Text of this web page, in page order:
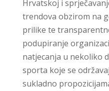
Hrvatskoj i
trendova obzirom na
prilike te
podupiranje
natjecanja u nekoliko
sporta koje se
sukladno